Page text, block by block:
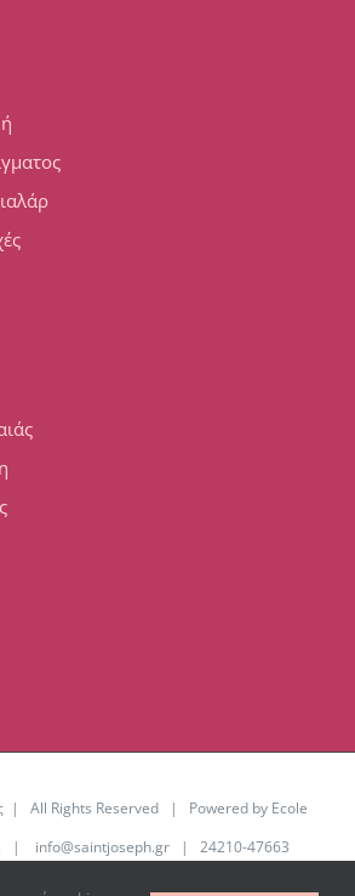
| All Rights Reserved | Powered by Ecole
| info@saintjoseph.gr| 24210-47663